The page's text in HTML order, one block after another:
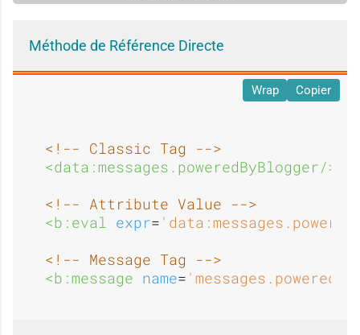
Méthode de Référence Directe
<!-- Classic Tag -->
<data:messages.poweredByBlogger/>
<!-- Attribute Value -->
<b:eval expr=
<!-- Message Tag -->
<b:message name=
Wrap Copier